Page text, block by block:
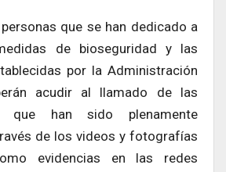
que se han dedicado a
de bioseguridad y las
por la Administración
acudir al llamado de las
que han sido plenamente
de los videos y fotografías
evidencias en las redes